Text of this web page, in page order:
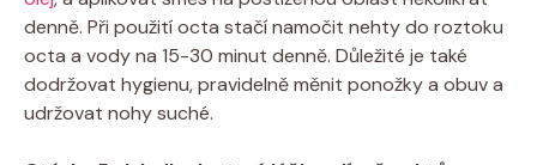
denně. Při použití octa stačí namočit nehty do roztoku
octa a vody na 15-30 minut denně. Důležité je také
dodržovat hygienu, pravidelně měnit ponožky a obuv a
udržovat nohy suché.